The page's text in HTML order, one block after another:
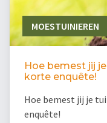
MOESTUINIEREN
Hoe bemest jij
korte enquête!
Hoe bemest jij je
enquête!